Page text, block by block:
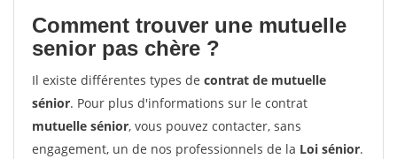
Comment trouver une mutuelle
senior pas chère ?
Il existe différentes types de contrat de mutuelle
sénior. Pour plus d'informations sur le contrat
mutuelle sénior, vous pouvez contacter, sans
engagement, un de nos professionnels de la Loi sénior.